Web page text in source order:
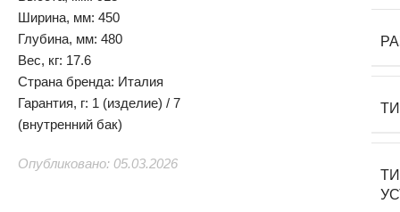
Ширина, мм: 450
Глубина, мм: 480
Вес, кг: 17.6
Страна бренда: Италия
Гарантия, г: 1 (изделие) / 7
(внутренний бак)
Опубликовано: 05.03.2026